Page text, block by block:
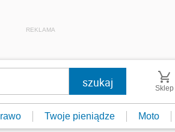
REKLAMA
Sklep
Twoje pieniądze Moto